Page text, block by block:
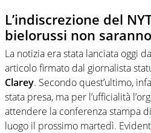
L’indiscrezione del
bielorussi non
La notizia era stata lanciata oggi
articolo firmato dal giornalista
Clarey. Secondo quest’ultimo,
stata presa, ma per l’ufficialità
attendere la conferenza stampa
luogo il prossimo martedì.